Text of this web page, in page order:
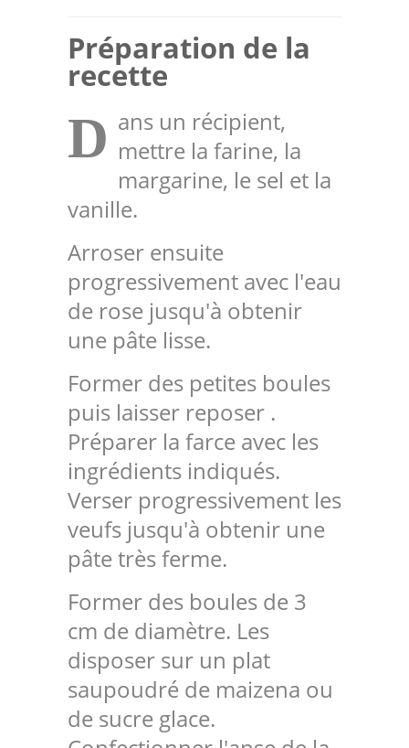
Préparation de la
recette
D ans un récipient,
mettre la farine, la
margarine, le sel et la
vanille.
Arroser ensuite
progressivement avec l'eau
de rose jusqu'à obtenir
une pâte lisse.
Former des petites boules
puis laisser reposer .
Préparer la farce avec les
ingrédients indiqués.
Verser progressivement les
veufs jusqu'à obtenir une
pâte très ferme.
Former des boules de 3
cm de diamètre. Les
disposer sur un plat
saupoudré de maizena ou
de sucre glace.